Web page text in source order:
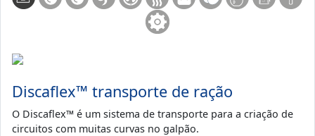
Discaflex™ transporte de ração
O Discaflex™ é um sistema de transporte para a criação de
circuitos com muitas curvas no galpão.